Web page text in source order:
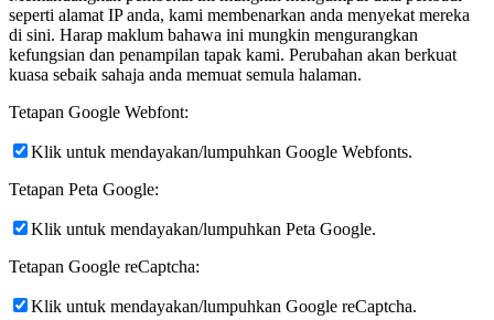
seperti alamat IP anda, kami membenarkan anda menyekat mereka
di sini. Harap maklum bahawa ini mungkin mengurangkan
kefungsian dan penampilan tapak kami. Perubahan akan berkuat
kuasa sebaik sahaja anda memuat semula halaman.
Tetapan Google Webfont:
Klik untuk mendayakan/lumpuhkan Google Webfonts.
Tetapan Peta Google:
Klik untuk mendayakan/lumpuhkan Peta Google.
Tetapan Google reCaptcha:
Klik untuk mendayakan/lumpuhkan Google reCaptcha.